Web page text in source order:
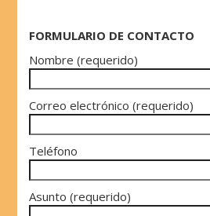
FORMULARIO DE CONTACTO
Nombre (requerido)
Correo electrónico (requerido)
Teléfono
Asunto (requerido)